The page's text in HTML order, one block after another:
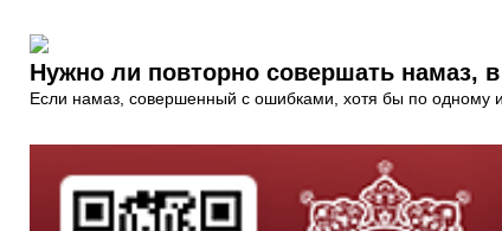
Нужно ли повторно совершать
Если намаз, совершенный с ошибками, хотя бы по одному